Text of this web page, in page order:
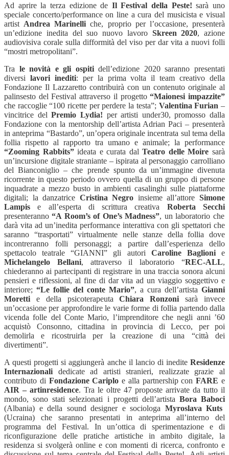
Ad aprire la terza edizione de Il Festival della Peste! sarà uno
speciale concerto/performance on line a cura del musicista e visual
artist Andrea Marinelli che, proprio per l’occasione, presenterà
un’edizione inedita del suo nuovo lavoroSkreen 2020, azione
audiovisiva corale sulla difformità del viso per dar vita a nuovi folli
“mostri metropolitani”.
Tra le novità e gli ospitidell’edizione 2020 saranno presentati
diversi lavori inediti: per la prima volta il team creativo della
Fondazione Il Lazzaretto contribuirà con un contenuto originale al
palinsesto del Festival attraverso il progetto“Maionesi impazzite”
che raccoglie “100 ricette per perdere la testa”; Valentina Furian –
vincitrice delPremio Lydia! per artisti under30, promosso dalla
Fondazione con la mentorship dell’artista Adrian Paci – presenterà
in anteprima “Bastardo”, un’opera originale incentrata sul tema della
follia rispetto al rapporto tra umano e animale; la performance
“Zooming Rabbits”ideata e curata dalTeatro delle Moire sarà
un’incursione digitale straniante – ispirata al personaggio carrolliano
del Bianconiglio – che prende spunto da un’immagine divenuta
ricorrente in questo periodo ovvero quella di un gruppo di persone
inquadrate a mezzo busto in ambienti casalinghi sulle piattaforme
digitali; la danzatrice Cristina Negro insieme all’attoreSimone
Lampis e all’esperta di scrittura creativa Roberta Secchi
presenteranno“A Room’s of One’s Madness”, un laboratorio che
darà vita ad un’inedita performance interattiva con gli spettatori che
saranno “trasportati” virtualmente nelle stanze della follia dove
incontreranno folli personaggi; a partire dall’esperienza dello
spettacolo teatrale “GIANNI” gli autori Caroline Baglionie
Michelangelo Bellani, attraverso il laboratorio “REC-ALL,
chiederanno ai partecipanti di registrare in una traccia sonora alcuni
pensieri e riflessioni, al fine di dar vita ad un viaggio soggettivo e
interiore; “Le follie del conte Mario”, a cura dell’artista Gianni
Moretti e della psicoterapeutaChiara Ronzoni sarà invece
un’occasione per approfondire le varie forme di follia partendo dalla
vicenda folle del Conte Mario, l’imprenditore che negli anni ’60
acquistò Consonno, cittadina in provincia di Lecco, per poi
demolirla e ricostruirla per la creazione di una “città dei
divertimenti”.
A questi progetti si aggiungerà anche il lancio di inedite Residenze
Internazionali dedicate ad artisti stranieri, realizzate grazie al
contributo di Fondazione Cariplo e alla partnership conFARE e
AIR – artinresidence. Tra le oltre 47 proposte arrivate da tutto il
mondo, sono stati selezionati i progetti dell’artista Bora Baboci
(Albania) e della sound designer e sociologa Myroslava Kuts
(Ucraina) che saranno presentati in anteprima all’interno del
programma del Festival. In un’ottica di sperimentazione e di
riconfigurazione delle pratiche artistiche in ambito digitale, la
residenza si svolgerà online e con momenti di ricerca, confronto e